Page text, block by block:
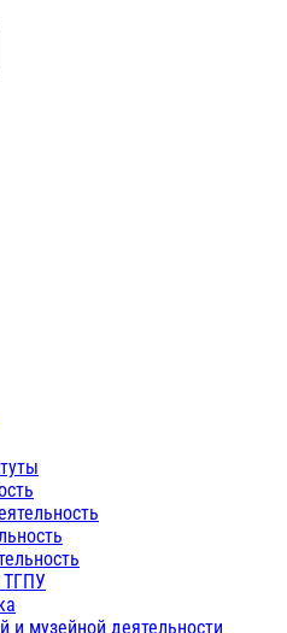
меню
и музейной деятельности